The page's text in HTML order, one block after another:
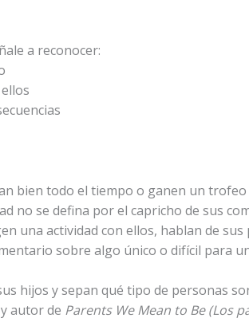
a reconocer:
bien todo el tiempo o ganen un
no se defina por el capricho de sus
una actividad con ellos, hablan de
sobre algo único o difícil para
hijos y sepan qué tipo de personas
autor de Parents We Mean to Be (Los